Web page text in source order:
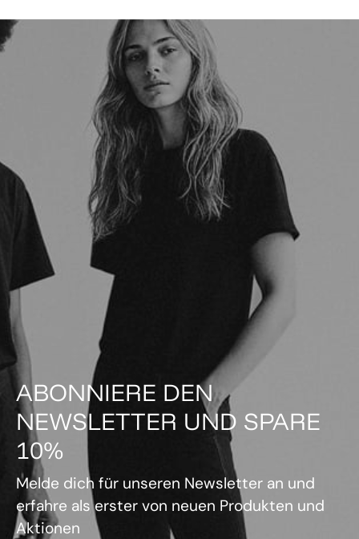
ABONNIERE DEN
NEWSLETTER UND SPARE
10%
Melde dich für unseren Newsletter an und
erfahre als erster von neuen Produkten und
Aktionen